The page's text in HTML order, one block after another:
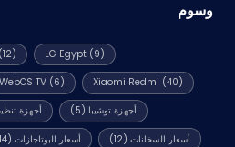
وسوم
LG Egypt(9)
WebOS TV(6) Xiaomi Redmi (40)
أجهزة أجهزة توشيبا (5)
أسعار البوتاجازات (14) أسعار السخانات (12)